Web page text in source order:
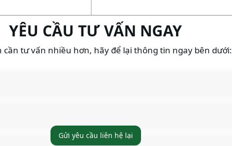
YÊU CẦU TƯ VẤN NGAY
cần tư vấn nhiều hơn, hãy để lại thông tin ngay bên dưới:
Gửi yêu cầu liên hệ lại